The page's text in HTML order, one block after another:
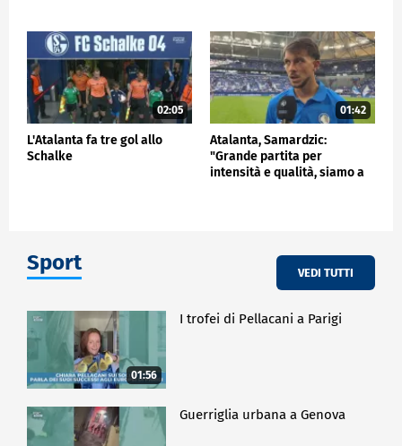
02:05
L'Atalanta fa tre gol allo
Schalke
01:42
Atalanta, Samardzic:
"Grande partita per
intensità e qualità, siamo a
Sport VEDI TUTTI
01:56
I trofei di Pellacani a Parigi
Guerriglia urbana a Genova